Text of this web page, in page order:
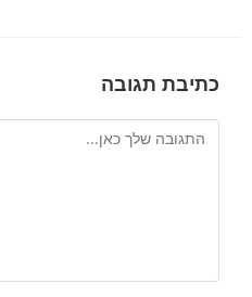
כתיבת תגובה